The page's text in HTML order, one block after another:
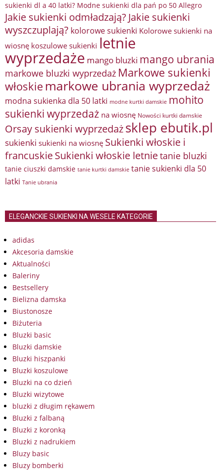
sukienki dl a 40 latki? Modne sukienki dla pań po 50 Allegro
Jakie sukienki odmładzają? Jakie sukienki
wyszczuplają? kolorowe sukienki Kolorowe sukienki na
wiosnę koszulowe sukienki letnie
wyprzedaże mango bluzki mango ubrania
markowe bluzki wyprzedaż Markowe sukienki
włoskie markowe ubrania wyprzedaż
modna sukienka dla 50 latki modne kurtki damskie mohito
sukienki wyprzedaż na wiosnę Nowości kurtki damskie
Orsay sukienki wyprzedażsklep ebutik.pl
sukienki sukienki na wiosnę Sukienki włoskie i
francuskieSukienki włoskie letnietanie bluzki
tanie ciuszki damskie tanie kurtki damskie tanie sukienki dla 50
latki Tanie ubrania
ELEGANCKIE SUKIENKI NA WESELE KATEGORIE
adidas
Akcesoria damskie
Aktualności
Baleriny
Bestsellery
Bielizna damska
Biustonosze
Biżuteria
Bluzki basic
Bluzki damskie
Bluzki hiszpanki
Bluzki koszulowe
Bluzki na co dzień
Bluzki wizytowe
bluzki z długim rękawem
Bluzki z falbaną
Bluzki z koronką
Bluzki z nadrukiem
Bluzy basic
Bluzy bomberki